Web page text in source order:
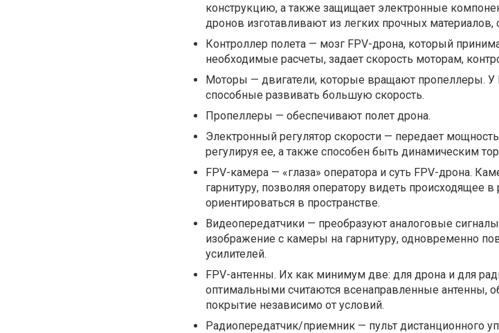
конструкцию, а также защищает электронные
дронов изготавливают из легких прочных материалов,
Контроллер полета — мозг FPV-дрона, который
необходимые расчеты, задает скорость моторам,
Моторы — двигатели, которые вращают пропеллеры.
способные развивать большую скорость.
Пропеллеры — обеспечивают полет дрона.
Электронный регулятор скорости — передает
регулируя ее, а также способен быть динамическим
FPV-камера — «глаза» оператора и суть FPV-дрона.
гарнитуру, позволяя оператору видеть происходящее
ориентироваться в пространстве.
Видеопередатчики — преобразуют аналоговые
изображение с камеры на гарнитуру, одновременно
усилителей.
FPV-антенны. Их как минимум две: для дрона и для
оптимальными считаются всенаправленные антенны,
покрытие независимо от условий.
Радиопередатчик/приемник — пульт дистанционного